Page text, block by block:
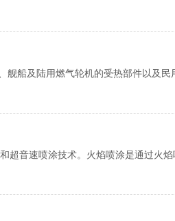
舰船及陆用燃气轮机的受热部件以及民
超音速喷涂技术。火焰喷涂是通过火焰